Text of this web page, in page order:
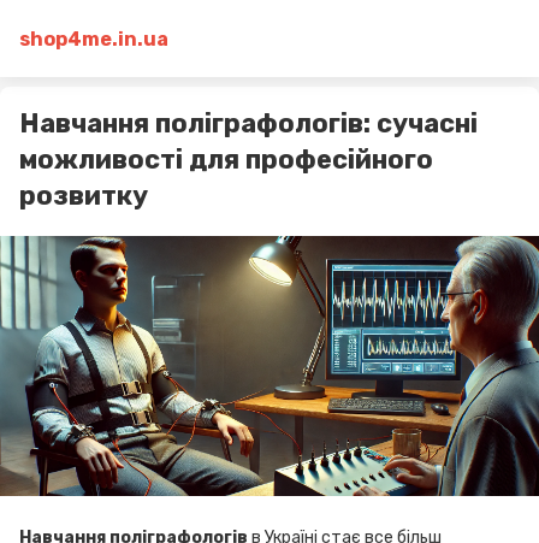
shop4me.in.ua
Навчання поліграфологів: сучасні
можливості для професійного
розвитку
Навчання поліграфологів в Україні стає все більш